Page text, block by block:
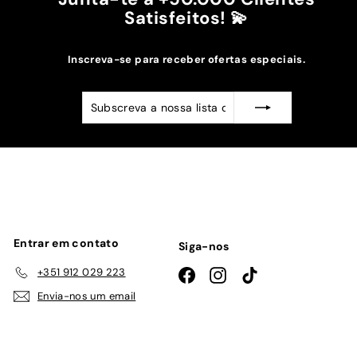
Satisfeitos! 💫
Inscreva-se para receber ofertas especiais.
Subscreva
a
Subscrever
Entrar em contato
+351 912 029 223
Envia-nos um email
Siga-nos
FacebookInstagramTikTok